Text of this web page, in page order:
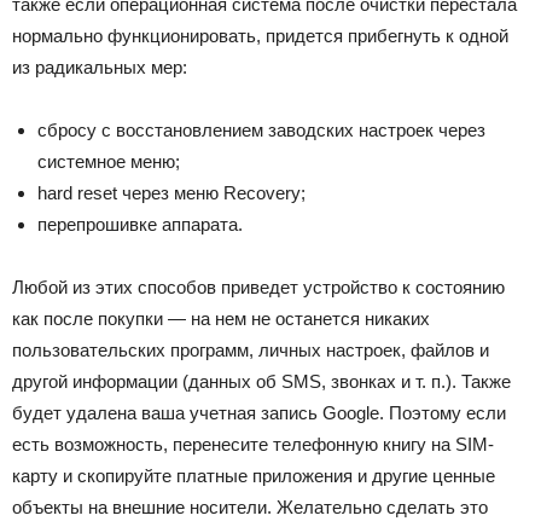
также если операционная система после очистки перестала
нормально функционировать, придется прибегнуть к одной
из радикальных мер:
сбросу с восстановлением заводских настроек через
системное меню;
hard reset через меню Recovery;
перепрошивке аппарата.
Любой из этих способов приведет устройство к состоянию
как после покупки — на нем не останется никаких
пользовательских программ, личных настроек, файлов и
другой информации (данных об SMS, звонках и т. п.). Также
будет удалена ваша учетная запись Google. Поэтому если
есть возможность, перенесите телефонную книгу на SIM-
карту и скопируйте платные приложения и другие ценные
объекты на внешние носители. Желательно сделать это